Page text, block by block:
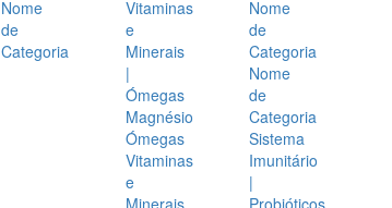
Nome
de
Categoria
Vitaminas
e
Minerais
|
Ómegas
Magnésio
Ómegas
Vitaminas
e
Minerais
Nome
de
Categoria
Nome
de
Categoria
Sistema
Imunitário
|
Probióticos